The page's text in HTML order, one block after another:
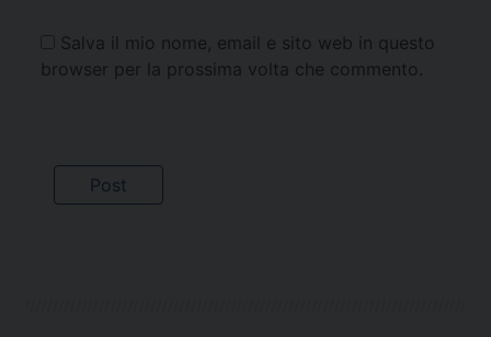
Salva il mio nome, email e sito web in questo
browser per la prossima volta che commento.